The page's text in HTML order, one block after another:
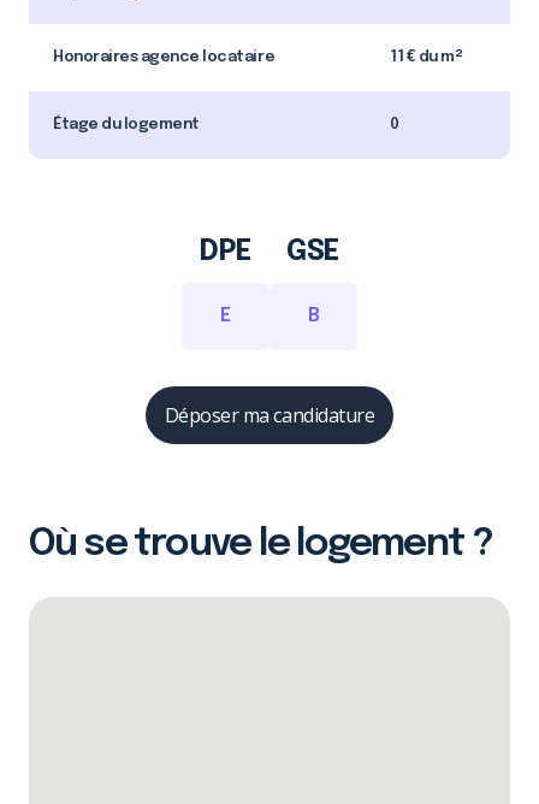
Honoraires agence locataire 11 € du m²
Étage du logement 0
DPE
E
GSE
B
Déposer ma candidature
Où se trouve le logement ?